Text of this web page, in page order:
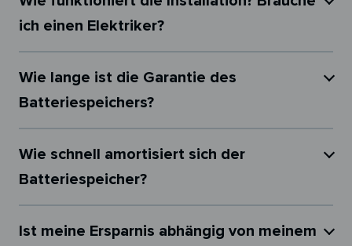
ich einen Elektriker?
Wie lange ist die Garantie des
Batteriespeichers?
Wie schnell amortisiert sich der
Batteriespeicher?
Ist meine Ersparnis abhängig von meinem